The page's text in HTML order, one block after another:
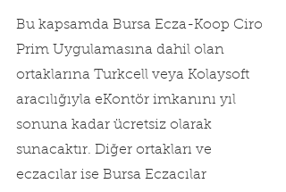
Bu kapsamda Bursa Ecza-Koop Ciro
Prim Uygulamasına dahil olan
ortaklarına Turkcell veya Kolaysoft
aracılığıyla eKontör imkanını yıl
sonuna kadar ücretsiz olarak
sunacaktır. Diğer ortakları ve
eczacılar ise Bursa Eczacılar